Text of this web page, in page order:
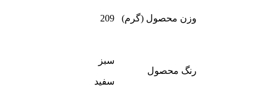
وزن محصول (گرم) 209
رنگ محصول
سبز
سفید